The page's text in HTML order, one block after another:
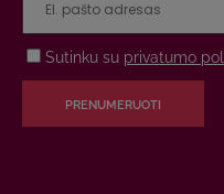
Sutinku su privatumo
PRENUMERUOTI